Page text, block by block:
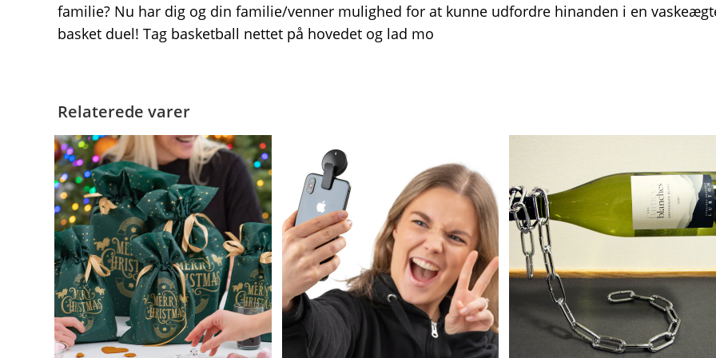
familie? Nu har dig og din familie/venner mulighed for at kunne udfordre hinanden i en
basket duel! Tag basketball nettet på hovedet og lad mo
Relaterede varer